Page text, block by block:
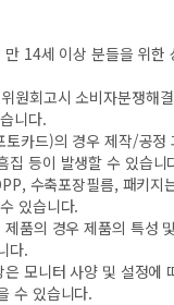
14세 이상 분들을 위한
원회고시 소비자분쟁해
니다.
토카드)의 경우 제작/공정
집 등이 발생할 수 있습니
수축포장필름, 패키지
있습니다.
품의 경우 제품의 특성
다.
모니터 사양 및 설정에
수 있습니다.